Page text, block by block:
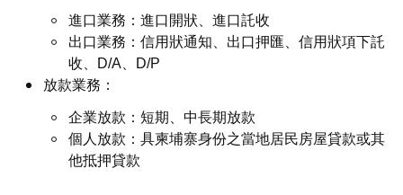
進口業務：進口開狀、進口託收
出口業務：信用狀通知、出口押匯、信用狀項下託
收、D/A、D/P
放款業務：
企業放款：短期、中長期放款
個人放款：具柬埔寨身份之當地居民房屋貸款或其
他抵押貸款